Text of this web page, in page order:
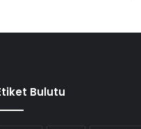
Bulutu